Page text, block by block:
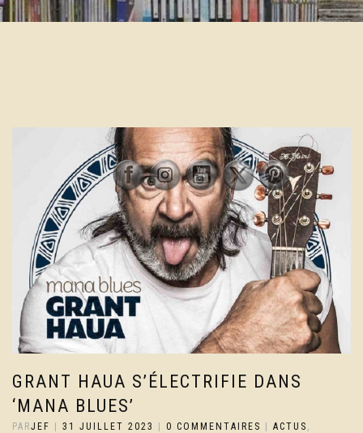
GRANT HAUA S’ÉLECTRIFIE DANS
‘MANA BLUES’
PARJEF | 31 JUILLET 2023 | 0 COMMENTAIRES | ACTUS